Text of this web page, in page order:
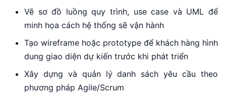
Vẽ sơ đồ luồng quy trình, use case và UML để
minh họa cách hệ thống sẽ vận hành
Tạo wireframe hoặc prototype để khách hàng hình
dung giao diện dự kiến trước khi phát triển
Xây dựng và quản lý danh sách yêu cầu theo
phương pháp Agile/Scrum